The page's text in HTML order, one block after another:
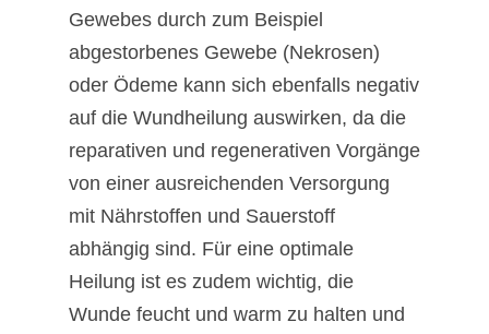
Gewebes durch zum Beispiel
abgestorbenes Gewebe (Nekrosen)
oder Ödeme kann sich ebenfalls negativ
auf die Wundheilung auswirken, da die
reparativen und regenerativen Vorgänge
von einer ausreichenden Versorgung
mit Nährstoffen und Sauerstoff
abhängig sind. Für eine optimale
Heilung ist es zudem wichtig, die
Wunde feucht und warm zu halten und